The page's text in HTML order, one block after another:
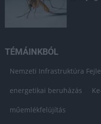
TÉMÁINKBÓL
Nemzeti Infrastruktúra
energetikai beruházás
műemlékfelújítás